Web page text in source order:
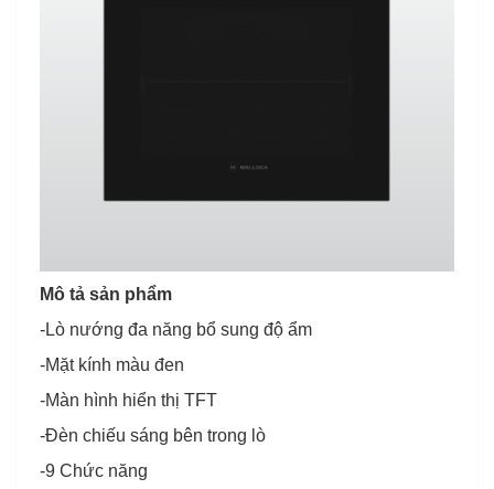
Mô tả sản phẩm
-Lò nướng đa năng bổ sung độ ẩm
-Mặt kính màu đen
-Màn hình hiển thị TFT
-Đèn chiếu sáng bên trong lò
-9 Chức năng